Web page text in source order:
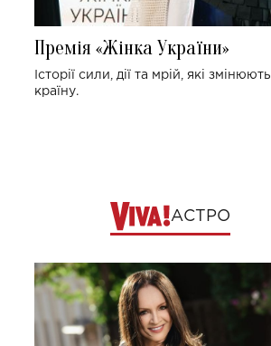
Премія «Жінка України»
Історії сили, дії та мрій, які змінюють
країну.
АСТРО